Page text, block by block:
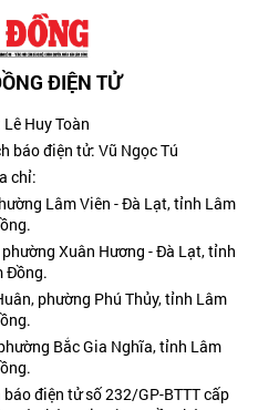
ĐIỆN TỬ
Huy Toàn
báo điện tử: Vũ Ngọc Tú
chỉ:
Lâm Viên - Đà Lạt, tỉnh Lâm
Xuân Hương - Đà Lạt, tỉnh
Đồng.
phường Phú Thủy, tỉnh Lâm
Bắc Gia Nghĩa, tỉnh Lâm
điện tử số 232/GP-BTTT cấp